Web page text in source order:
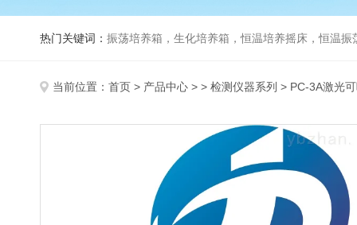
热门关键词： 振荡培养箱，生化培养箱，恒温培养摇床，恒温振荡器
当前位置： 首页 > 产品中心 > > 检测仪器系列 > PC-3A激光